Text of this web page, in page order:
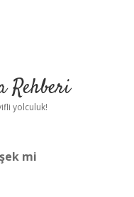
Rehberi
yolculuk!
mi